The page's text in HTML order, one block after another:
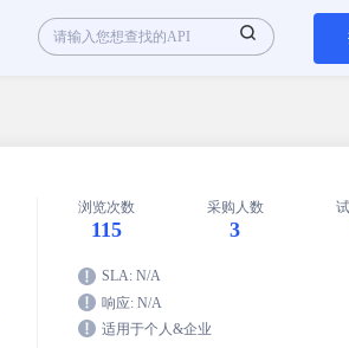
浏览次数
115
采购人数
3
SLA: N/A
响应: N/A
适用于个人&企业